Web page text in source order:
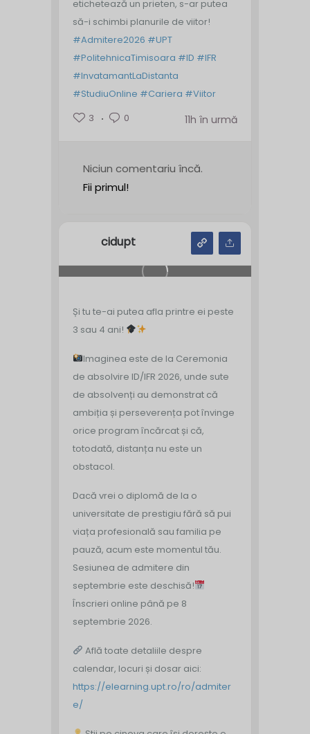
etichetează un prieten, s-ar putea
să-i schimbi planurile de viitor!
#Admitere2026 #UPT
#PolitehnicaTimisoara #ID #IFR
#InvatamantLaDistanta
#StudiuOnline #Cariera #Viitor
3
0 11h în urmă
Niciun comentariu încă.
Fii primul!
cidupt
Și tu te-ai putea afla printre ei peste
3 sau 4 ani!
Imaginea este de la Ceremonia
de absolvire ID/IFR 2026, unde sute
de absolvenți au demonstrat că
ambiția și perseverența pot învinge
orice program încărcat și că,
totodată, distanța nu este un
obstacol.
Dacă vrei o diplomă de la o
universitate de prestigiu fără să pui
viața profesională sau familia pe
pauză, acum este momentul tău.
Sesiunea de admitere din
septembrie este deschisă!
Înscrieri online până pe 8
septembrie 2026.
Află toate detaliile despre
calendar, locuri și dosar aici:
https://elearning.upt.ro/ro/admiter
e/